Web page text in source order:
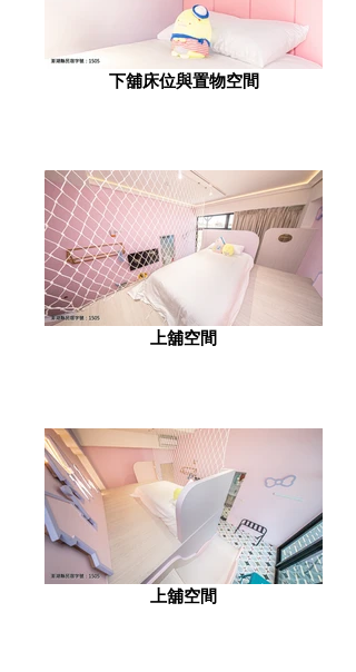
下舖床位與置物空間
上舖空間
上舖空間